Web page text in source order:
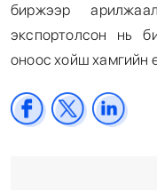
биржээр
экспортолсон нь
оноос хойш хамгийн